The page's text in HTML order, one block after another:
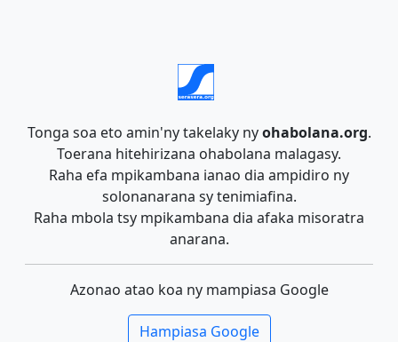
Tonga soa eto amin'ny takelaky nyohabolana.org.
Toerana hitehirizana ohabolana malagasy.
Raha efa mpikambana ianao dia ampidiro ny
solonanarana sy tenimiafina.
Raha mbola tsy mpikambana dia afaka misoratra
anarana.
Azonao atao koa ny mampiasa Google
Hampiasa Google